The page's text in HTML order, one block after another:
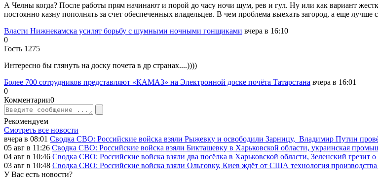
А Челны когда? После работы прям начинают и порой до часу ночи шум, рев и гул. Ну или как вариант
постоянно казну пополнять за счет обеспеченных владельцев. В чем проблема выехать загород, а еще лучше
Власти Нижнекамска усилят борьбу с шумными ночными гонщиками вчера в 16:10
0
Гость 1275
Интересно бы глянуть на доску почета в др странах....))))
Более 700 сотрудников представляют «КАМАЗ» на Электронной доске почёта Татарстана вчера в 16:01
0
Комментарии0
Рекомендуем
Смотреть все новости
вчера в 08:01 Сводка СВО: Российские войска взяли Рыжевку и освободили Зарницу, Владимир Путин
05 авг в 11:26 Сводка СВО: Российские войска взяли Бикташевку в Харьковской области, украинская
04 авг в 10:46 Сводка СВО: Российские войска взяли два посёлка в Харьковской области, Зеленский грезит
03 авг в 10:48 Сводка СВО: Российские войска взяли Ольговку, Киев ждёт от США технология
У Вас есть новости?